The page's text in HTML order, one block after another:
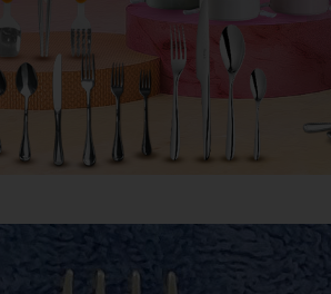
TỐC GỐI
HIỂM DÂY
GỖ